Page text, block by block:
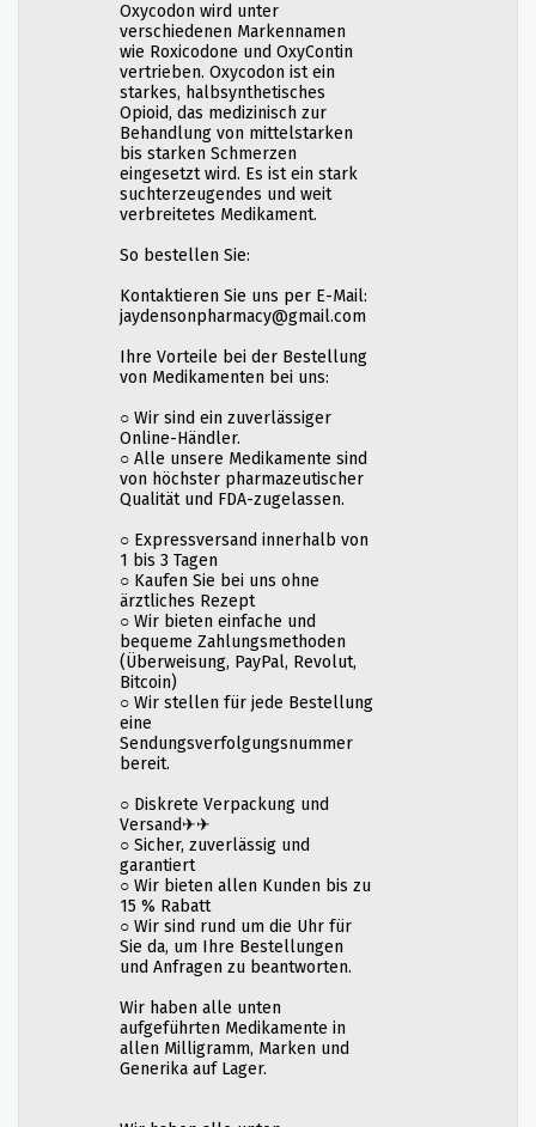
Oxycodon wird unter
verschiedenen Markennamen
wie Roxicodone und OxyContin
vertrieben. Oxycodon ist ein
starkes, halbsynthetisches
Opioid, das medizinisch zur
Behandlung von mittelstarken
bis starken Schmerzen
eingesetzt wird. Es ist ein stark
suchterzeugendes und weit
verbreitetes Medikament.
So bestellen Sie:
Kontaktieren Sie uns per E-Mail:
jaydensonpharmacy@gmail.com
Ihre Vorteile bei der Bestellung
von Medikamenten bei uns:
○ Wir sind ein zuverlässiger
Online-Händler.
○ Alle unsere Medikamente sind
von höchster pharmazeutischer
Qualität und FDA-zugelassen.
○ Expressversand innerhalb von
1 bis 3 Tagen
○ Kaufen Sie bei uns ohne
ärztliches Rezept
○ Wir bieten einfache und
bequeme Zahlungsmethoden
(Überweisung, PayPal, Revolut,
Bitcoin)
○ Wir stellen für jede Bestellung
eine
Sendungsverfolgungsnummer
bereit.
○ Diskrete Verpackung und
Versand✈✈
○ Sicher, zuverlässig und
garantiert
○ Wir bieten allen Kunden bis zu
15 % Rabatt
○ Wir sind rund um die Uhr für
Sie da, um Ihre Bestellungen
und Anfragen zu beantworten.
Wir haben alle unten
aufgeführten Medikamente in
allen Milligramm, Marken und
Generika auf Lager.